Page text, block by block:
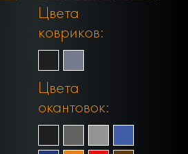
Цвета
ковриков:
Цвета
окантовок: